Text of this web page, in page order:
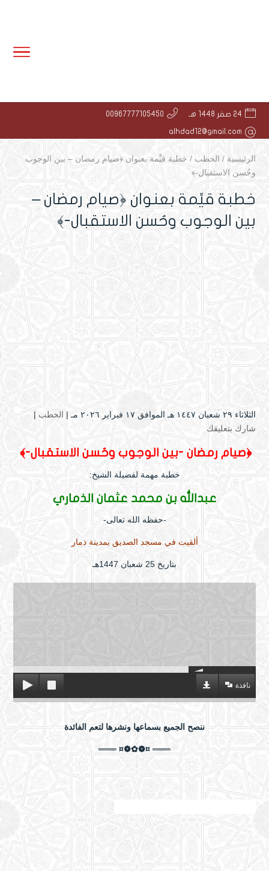
24 صفر 1448 هـ 00967777105450
alhdad12@gmail.com
الرئيسية / الخطب / خطبة قيِّمة بعنوان ﴿صيام رمضان – بين الوجوب
وحُسن الاستقبال-﴾
خطبة قيِّمة بعنوان ﴿صيام رمضان –
بين الوجوب وحُسن الاستقبال-﴾
الثلاثاء ۲۹ شعبان ۱٤٤۷ هـ الموافق ۱۷ فبراير ۲۰۲٦ مـ | الخطب |
شارك بتعليقك
﴿صيام رمضان -بين الوجوب وحُسن الاستقبال-﴾
خطبة مهمة لفضيلة الشيخ:
عبدالله بن محمد عثمان الذماري
-حفظه الله تعالى-
ألقيت في مسجد الصديق بمدينة ذمار
بتاريخ 25 شعبان 1447هـ
نافذة
ننصح الجميع بسماعها ونشرها لتعم الفائدة
═══ ¤❁✿❁¤ ═══